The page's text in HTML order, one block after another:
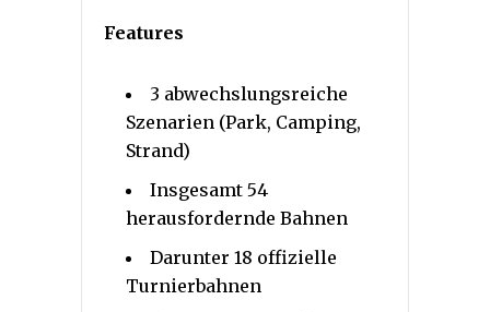
Features
3 abwechslungsreiche
Szenarien (Park, Camping,
Strand)
Insgesamt 54
herausfordernde Bahnen
Darunter 18 offizielle
Turnierbahnen